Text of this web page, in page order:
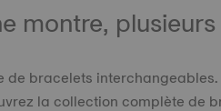
montre,
bracelets
la collection complète de